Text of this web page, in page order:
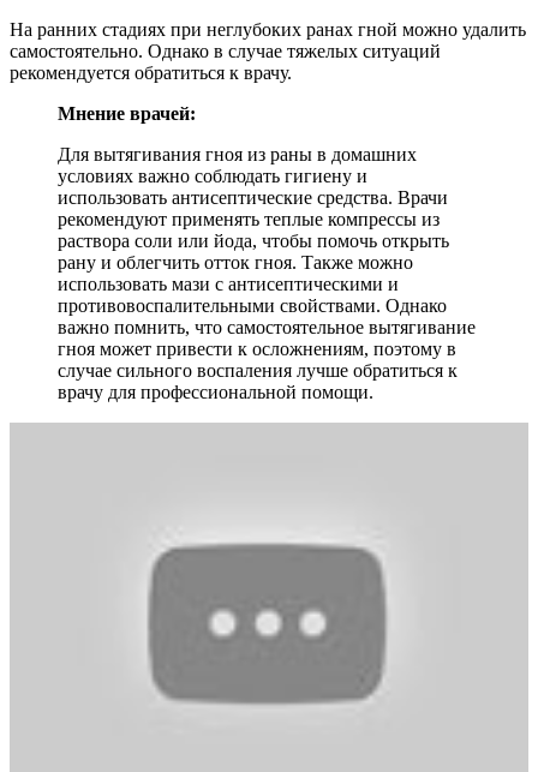
На ранних стадиях при неглубоких ранах гной можно удалить
самостоятельно. Однако в случае тяжелых ситуаций
рекомендуется обратиться к врачу.
Мнение врачей:
Для вытягивания гноя из раны в домашних
условиях важно соблюдать гигиену и
использовать антисептические средства. Врачи
рекомендуют применять теплые компрессы из
раствора соли или йода, чтобы помочь открыть
рану и облегчить отток гноя. Также можно
использовать мази с антисептическими и
противовоспалительными свойствами. Однако
важно помнить, что самостоятельное вытягивание
гноя может привести к осложнениям, поэтому в
случае сильного воспаления лучше обратиться к
врачу для профессиональной помощи.